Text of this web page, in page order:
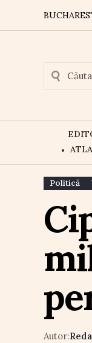
Politică
Autor: